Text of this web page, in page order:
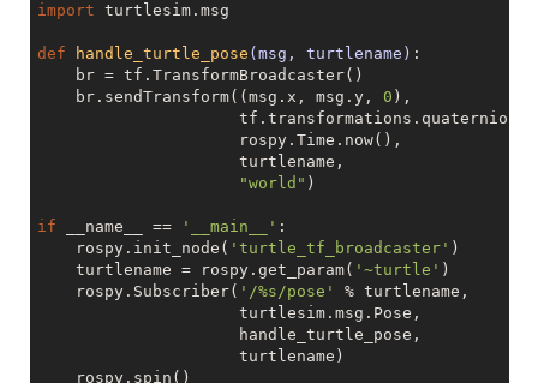
import turtlesim.msg
def handle_turtle_pose (msg, turtlename) :
    br = tf.TransformBroadcaster()
    br.sendTransform((msg.x, msg.y,
0 ),
                     rospy.Time.now(),
                     turtlename,
"world" )
if __name__ == '__main__' :
    rospy.init_node(
'turtle_tf_broadcaster' )
    turtlename = rospy.get_param(
'~turtle' )
    rospy.Subscriber(
'/%s/pose'
% turtlename,
                     turtlesim.msg.Pose,
                     handle_turtle_pose,
                     turtlename)